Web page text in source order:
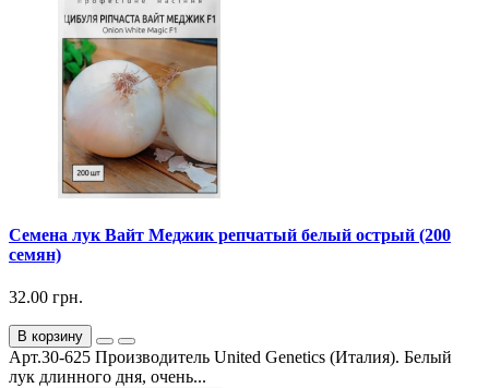
Семена лук Вайт Меджик репчатый белый острый (200
семян)
32.00 грн.
В корзину
Арт.30-625 Производитель United Genetics (Италия). Белый
лук длинного дня, очень...